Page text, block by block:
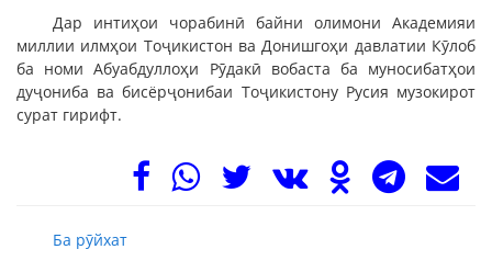
Дар интиҳои чорабинӣ байни олимони Академияи
миллии илмҳои Тоҷикистон ва Донишгоҳи давлатии Кӯлоб
ба номи Абуабдуллоҳи Рӯдакӣ вобаста ба муносибатҳои
дуҷониба ва бисёрҷонибаи Тоҷикистону Русия музокирот
сурат гирифт.
Ба рӯйхат